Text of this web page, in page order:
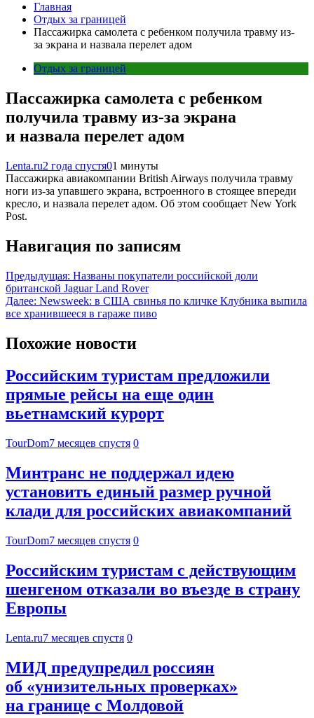
Главная
Отдых за границей
Пассажирка самолета с ребенком получила травму из-
за экрана и назвала перелет адом
Отдых за границей
Пассажирка самолета с ребенком
получила травму из-за экрана
и назвала перелет адом
Lenta.ru2 года спустя01 минуты
Пассажирка авиакомпании British Airways получила травму
ноги из-за упавшего экрана, встроенного в стоящее впереди
кресло, и назвала перелет адом. Об этом сообщает New York
Post.
Навигация по записям
Предыдущая: Названы покупатели российской доли
британской Jaguar Land Rover
Далее: Newsweek: в США свинья по кличке Клубника выпила
все хранившееся в гараже пиво
Похожие новости
Российским туристам предложили
прямые рейсы на еще один
вьетнамский курорт
TourDom7 месяцев спустя 0
Минтранс не поддержал идею
установить единый размер ручной
клади для российских авиакомпаний
TourDom7 месяцев спустя 0
Российским туристам с действующим
шенгеном отказали во въезде в страну
Европы
Lenta.ru7 месяцев спустя 0
МИД предупредил россиян
об «унизительных проверках»
на границе с Молдовой